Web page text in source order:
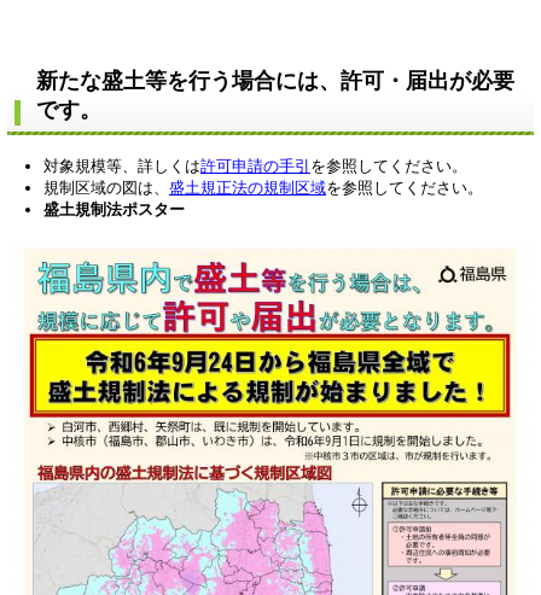
新たな盛土等を行う場合には、許可・届出が必要
です。
対象規模等、詳しくは許可申請の手引 を参照してください。
規制区域の図は、 盛土規正法の規制区域を参照してください。
盛土規制法ポスター